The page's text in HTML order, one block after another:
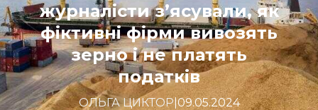
журналісти з’ясували, як
фіктивні фірми вивозять
зерно і не платять
податків
ОЛЬГА ЦИКТОР 09.05.2024